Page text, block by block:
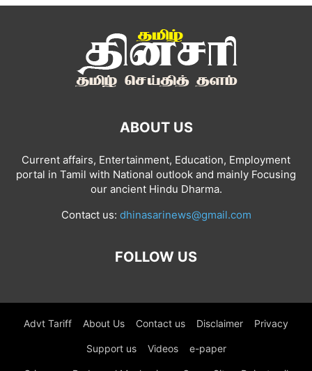
ABOUT US
Current affairs, Entertainment, Education, Employment
portal in Tamil with National outlook and mainly Focusing
our ancient Hindu Dharma.
Contact us: dhinasarinews@gmail.com
FOLLOW US
Advt Tariff About Us Contact us Disclaimer Privacy
Support us Videos e-paper